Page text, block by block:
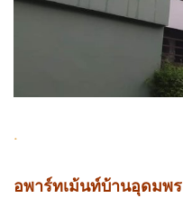
.
อพาร์ทเม้นท์บ้านอุดมพร